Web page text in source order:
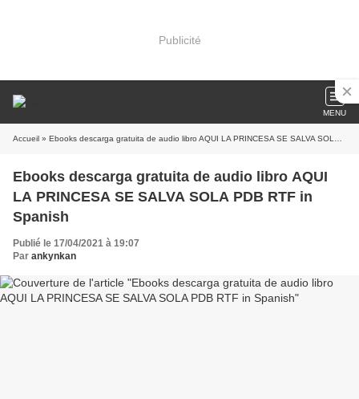
Publicité
MENU
Accueil » Ebooks descarga gratuita de audio libro AQUI LA PRINCESA SE SALVA SOLA PDB RTF in Spanish
Ebooks descarga gratuita de audio libro AQUI
LA PRINCESA SE SALVA SOLA PDB RTF in
Spanish
Publié le 17/04/2021 à 19:07
Par ankynkan